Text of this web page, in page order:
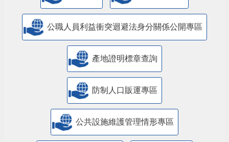
公職人員利益衝突迴避法身分關係公開專區
產地證明標章查詢
防制人口販運專區
​公共設施維護管理情形專區